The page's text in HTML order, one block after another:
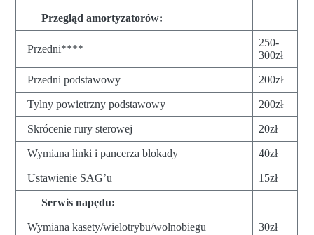
Przegląd amortyzatorów:
Przedni****
250-
300zł
Przedni podstawowy 200zł
Tylny powietrzny podstawowy 200zł
Skrócenie rury sterowej 20zł
Wymiana linki i pancerza blokady 40zł
Ustawienie SAG’u 15zł
Serwis napędu:
Wymiana kasety/wielotrybu/wolnobiegu 30zł